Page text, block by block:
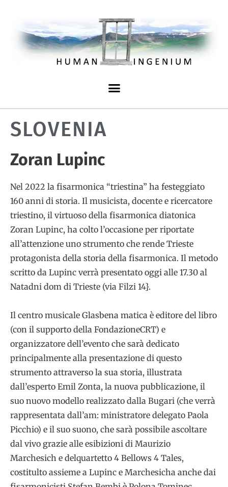
SLOVENIA
Zoran Lupinc
Nel 2022 la fisarmonica “triestina” ha festeggiato
160 anni di storia. Il musicista, docente e ricercatore
triestino, il virtuoso della fisarmonica diatonica
Zoran Lupinc, ha colto l’occasione per riportate
all’attenzione uno strumento che rende Trieste
protagonista della storia della fisarmonica. Il metodo
scritto da Lupinc verrà presentato oggi alle 17.30 al
Natadni dom di Trieste (via Filzi 14}.
Il centro musicale Glasbena matica è editore del libro
(con il supporto della FondazioneCRT) e
organizzatore dell’evento che sarà dedicato
principalmente alla presentazione di questo
strumento attraverso la sua storia, illustrata
dall’esperto Emil Zonta, la nuova pubblicazione, il
suo nuovo modello realizzato dalla Bugari (che verrà
rappresentata dall’am: ministratore delegato Paola
Picchio) e il suo suono, che sarà possibile ascoltare
dal vivo grazie alle esibizioni di Maurizio
Marchesich e delquartetto 4 Bellows 4 Tales,
costitulto assieme a Lupinc e Marchesicha anche dai